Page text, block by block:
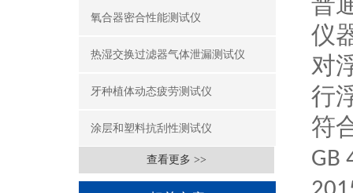
氧合器密合性能测试仪
热湿交换过滤器气体泄漏测试仪
牙种植体动态疲劳测试仪
涂层和塑料抗刮性测试仪
查看更多 >>
仪
对
行
符
GB